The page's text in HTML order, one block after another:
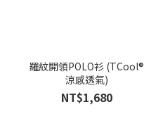
羅紋開領POLO衫 (TCool®
涼感透氣)
NT$1,680